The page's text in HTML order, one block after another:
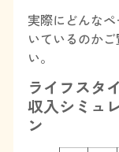
実際にどんな
いているのか
い。
ライフスタ
収入シミュ
ン